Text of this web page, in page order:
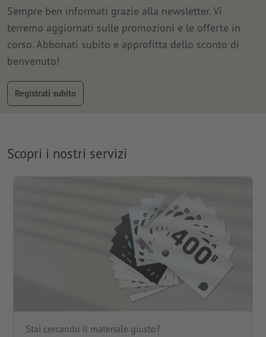
Sempre ben informati grazie alla newsletter. Vi
terremo aggiornati sulle promozioni e le offerte in
corso. Abbonati subito e approfitta dello sconto di
benvenuto!
Registrati subito
Scopri i nostri servizi
Stai cercando il materiale giusto?